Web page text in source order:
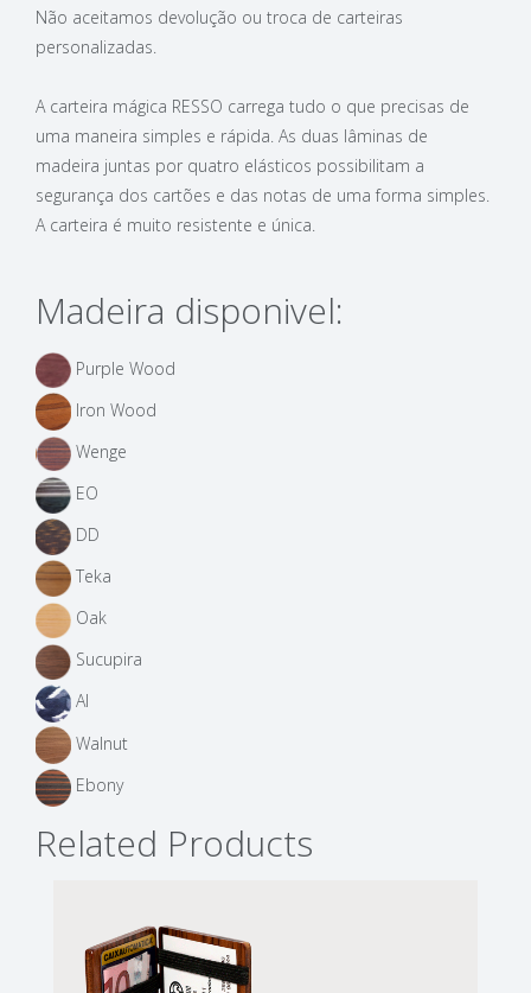
Não aceitamos devolução ou troca de carteiras
personalizadas.
A carteira mágica RESSO carrega tudo o que precisas de
uma maneira simples e rápida. As duas lâminas de
madeira juntas por quatro elásticos possibilitam a
segurança dos cartões e das notas de uma forma simples.
A carteira é muito resistente e única.
Madeira disponivel:
Purple Wood
Iron Wood
Wenge
EO
DD
Teka
Oak
Sucupira
AI
Walnut
Ebony
Related Products